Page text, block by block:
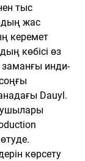
тыс
жас
керемет
көбісі өз
заманғы инди-
Dauyl.
көрсету